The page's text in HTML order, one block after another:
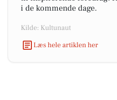
i de kommende dage.
Kilde: Kultunaut
Læs hele artiklen her